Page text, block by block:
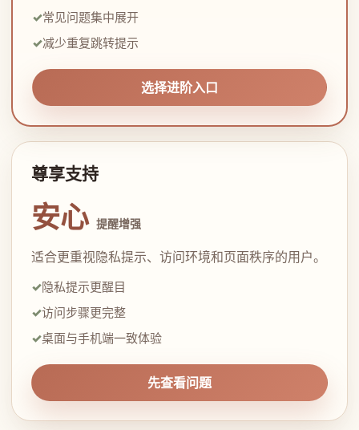
常见问题集中展开
减少重复跳转提示
选择进阶入口
尊享支持
安心 提醒增强
适合更重视隐私提示、访问环境和页面秩序的用户。
隐私提示更醒目
访问步骤更完整
桌面与手机端一致体验
先查看问题